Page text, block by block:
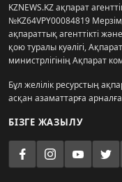
KZNEWS.KZ ақпарат
№KZ64VPY00084819
ақпараттық агенттікті
қою туралы куәлігі,
министрлігінің Ақпарат
Бұл желілік ресурстың
асқан азаматтарға
БІЗГЕ ЖАЗЫЛУ